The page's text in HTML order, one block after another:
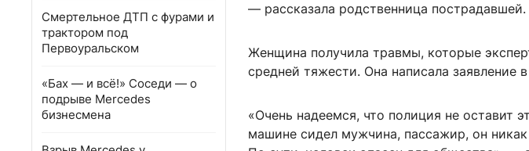
Смертельное ДТП с фурами и
трактором под
Первоуральском
«Бах — и всё!» Соседи — о
подрыве Mercedes
бизнесмена
— рассказала родственница пострадавшей.
Женщина получила травмы, которые
средней тяжести. Она написала заявление
«Очень надеемся, что полиция не оставит
машине сидел мужчина, пассажир, он